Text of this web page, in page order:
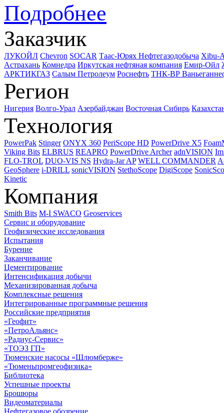
Подробнее
Заказчик
ЛУКОЙЛ Chevron SOCAR Таас-Юрях Нефтегазодобыча Xibu-
Астрахань Комнедра Иркутская нефтяная компания Емир-Ойл
АРКТИКГАЗ Салым Петролеум Роснефть ТНК-ВР
Регион
Нигерия Волго-Урал Азербайджан Восточная Сибирь
Технология
PowerPak Stinger ONYX 360 PeriScope HD PowerDrive X5
Viking Bits ELBRUS REAPRO PowerDrive Archer adnVISION
FLO-TROL DUO-VIS NS Hydra-Jar AP WELL COMMANDER
GeoSphere i-DRILL sonicVISION StethoScope DigiScope
Kinetic
Компания
Smith Bits M-I SWACO Geoservices
Сервис и оборудование
Геофизические исследования
Испытания
Бурение
Заканчивание
Цементирование
Интенсификация добычи
Механизированная добыча
Комплексные решения
Интегрированные программные решения
Российские предприятия
«Геофит»
«ПетроАльянс»
«Радиус-Сервис»
«ТОЭЗ ГП»
Тюменские насосы «Шлюмберже»
«Тюменьпромгеофизика»
Библиотека
Успешные проекты
Брошюры
Видеоматериалы
Нефтегазовое обозрение